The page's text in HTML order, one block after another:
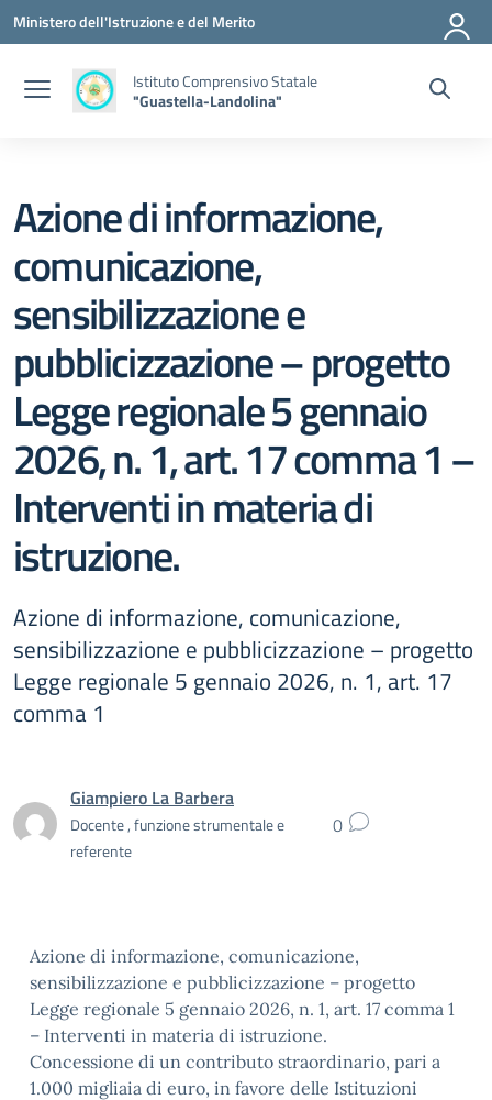
Vai ai contenuti
Vai al menu di navigazione
Vai al footer
Ministero dell'Istruzione e del Merito
Istituto Comprensivo Statale
"Guastella-Landolina"
Azione di informazione,
comunicazione,
sensibilizzazione e
pubblicizzazione – progetto
Legge regionale 5 gennaio
2026, n. 1, art. 17 comma 1 –
Interventi in materia di
istruzione.
Azione di informazione, comunicazione,
sensibilizzazione e pubblicizzazione – progetto
Legge regionale 5 gennaio 2026, n. 1, art. 17
comma 1
Giampiero La Barbera
Docente , funzione strumentale e
referente
0
Azione di informazione, comunicazione,
sensibilizzazione e pubblicizzazione – progetto
Legge regionale 5 gennaio 2026, n. 1, art. 17 comma 1
– Interventi in materia di istruzione.
Concessione di un contributo straordinario, pari a
1.000 migliaia di euro, in favore delle Istituzioni